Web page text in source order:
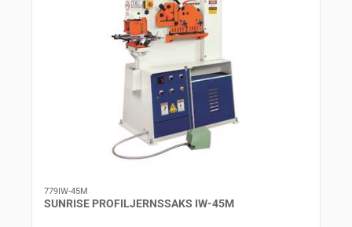
779IW-45M
SUNRISE PROFILJERNSSAKS IW-45M